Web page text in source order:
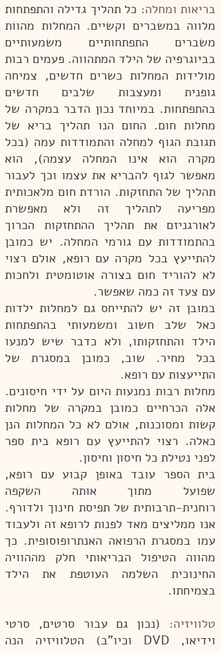
בריאות ומחלה: כל תהליך גדילה והתפתחות
מלווה במשברים וקשיים. המחלות מהוות
משברים התפתחותיים משמעותיים
בביוגרפיה של הילד המתהווה. פעמים רבות
מולידות המחלות כשרים חדשים, צמיחה
גופנית ומעצבות שלבים חדשים
בהתפתחות. במיוחד נכון הדבר במקרה של
מחלות חום. החום הנו תהליך בריא של
תגובת הגוף למחלה והתמודדות עמה (בכל
מקרה הוא אינו המחלה עצמה), הוא
מאפשר לגוף להבריא את עצמו וכך לעבור
תהליך של התחזקות. הורדת חום מלאכותית
מפריעה לתהליך זה ולא מאפשרת
לאורגניזם את תהליך ההתחזקות הכרוך
בהתמודדות עם גורמי המחלה. יש כמובן
להתייעץ בכל מקרה עם רופא, אולם רצוי
לא להוריד חום בצורה אוטומטית ולחכות
עם צעד זה כמה שאפשר.
במובן זה יש להתייחס גם למחלות ילדות
כאל שלב חשוב ומשמעותי בהתפתחות
הילד והתחזקותו, ולא כדבר שיש למנעו
בכל מחיר. שוב, כמובן במסגרת של
התייעצות עם רופא.
מחלות רבות נמנעות היום על ידי חיסונים.
אלה הכרחיים כמובן במקרה של מחלות
קשות ומסוכנות, אולם לא כל המחלות הנן
כאלה. רצוי להתייעץ עם רופא בית ספר
לפני נטילת כל חיסון וחיסון.
בית הספר עובד באופן קבוע עם רופא,
שפועל מתוך אותה השקפה
רוחנית-תרבותית של תפיסת חינוך ולדורף.
אנו ממליצים מאד לפנות לרופא זה ולעבוד
עמו במסגרת הרפואה האנתרופוסופית. כך
מהווה הטיפול הבריאותי חלק מההוויה
החינוכית השלמה העוטפת את הילד
בצמיחתו.
טלוויזיה: (נכון גם עבור סרטים, סרטי
וידיאו, DVD וכיו"ב) הטלוויזיה הנה